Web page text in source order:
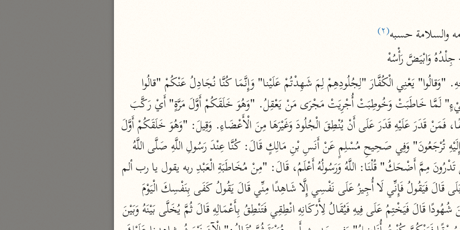
التسهيل لعلوم التنزيل
موسوعات
روح المعاني
الآلوسي (١٢٧٠ هـ)
نحو ٢٨ مجلدًا
مفاتيح الغيب
فخر الدين الرازي (٦٠٦ هـ)
نحو ٢٤ مجلدًا
أيسر التفاسير
أبو بكر الجزائري (١٤٣٩ هـ)
نحو ٣ مجلدات
القرآن – تدبّر وعمل
شركة الخبرات الذكية
نحو ٣ مجلدات
تفسير القرآن الكريم
ابن عثيمين (١٤٢١ هـ)
والسلامة حسبه(٢)
وَابْيَضَّ رَأْسُهْ